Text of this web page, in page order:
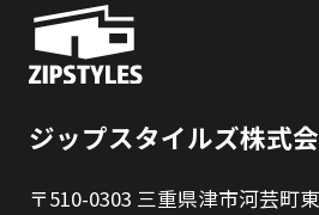
ジップスタイルズ株式
〒510-0303 三重県津市河芸町